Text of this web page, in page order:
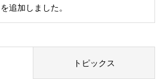
追加しました。
トピックス